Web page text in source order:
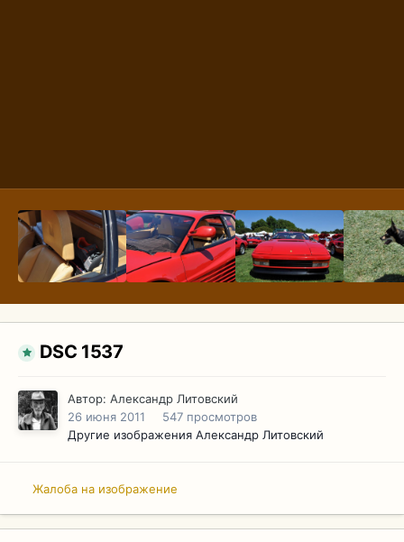
DSC 1537
Автор: Александр Литовский
26 июня 2011
547 просмотров
Другие изображения Александр Литовский
Жалоба на изображение